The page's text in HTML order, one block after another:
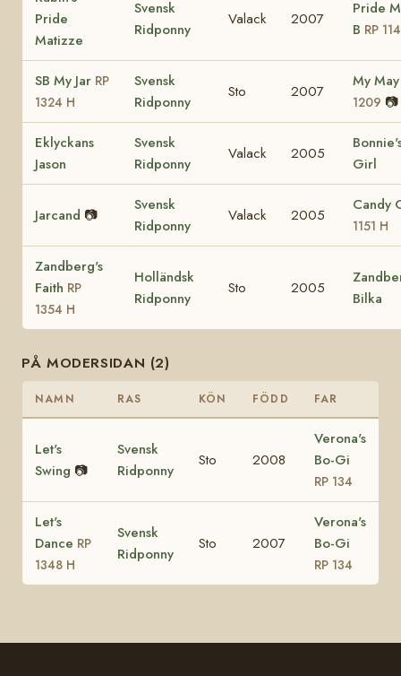
Pride
Matizze
Svensk
Ridponny
Valack 2007
Pride
B RP
SB My Jar RP
1324 H
Svensk
Ridponny
Sto 2007
My
1209 📷
Eklyckans
Jason
Svensk
Ridponny
Valack 2005
Girl
Jarcand 📷
Svensk
Ridponny
Valack 2005
Candy
1151 H
Zandberg's
Faith RP
1354 H
Holländsk
Ridponny
Sto 2005
Bilka
PÅ MODERSIDAN (2)
NAMN RAS KÖN FÖDD FAR
Let's
Swing 📷
Svensk
Ridponny
Sto 2008
Verona's
Bo-Gi
RP 134
Let's
Dance RP
1348 H
Svensk
Ridponny
Sto 2007
Verona's
Bo-Gi
RP 134